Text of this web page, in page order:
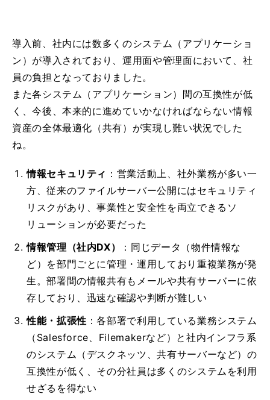
導入前、社内には数多くのシステム（アプリケーショ
ン）が導入されており、運用面や管理面において、社
員の負担となっておりました。
また各システム（アプリケーション）間の互換性が低
く、今後、本来的に進めていかなければならない情報
資産の全体最適化（共有）が実現し難い状況でした
ね。
情報セキュリティ ：営業活動上、社外業務が多い一
方、従来のファイルサーバー公開にはセキュリティ
リスクがあり、事業性と安全性を両立できるソ
リューションが必要だった
情報管理（社内DX）
：同じデータ（物件情報な
ど）を部門ごとに管理・運用しており重複業務が発
生。部署間の情報共有もメールや共有サーバーに依
存しており、迅速な確認や判断が難しい
性能・拡張性 ：各部署で利用している業務システム
（Salesforce、Filemakerなど）と社内インフラ系
のシステム（デスクネッツ、共有サーバーなど）の
互換性が低く、その分社員は多くのシステムを利用
せざるを得ない